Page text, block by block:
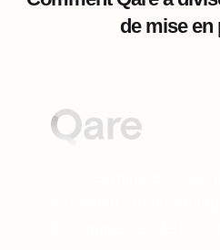
de mise en